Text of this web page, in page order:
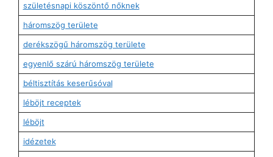
születésnapi köszöntő nőknek
háromszög területe
derékszögű háromszög területe
egyenlő szárú háromszög területe
béltisztítás keserűsóval
léböjt receptek
léböjt
idézetek